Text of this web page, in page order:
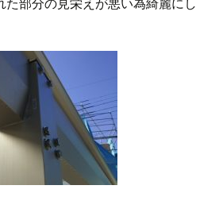
た部分の見栄えが悪い為綺麗にし